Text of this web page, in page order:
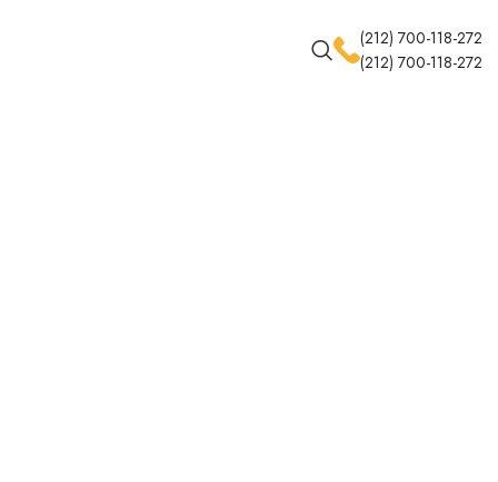
(212) 700-118-272
(212) 700-118-272